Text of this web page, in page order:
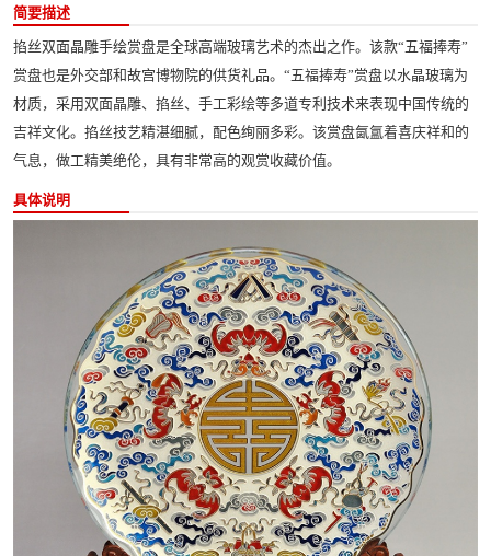
简要描述
掐丝双面晶雕手绘赏盘是全球高端玻璃艺术的杰出之作。该款“五福捧寿”
赏盘也是外交部和故宫博物院的供货礼品。“五福捧寿”赏盘以水晶玻璃为
材质，采用双面晶雕、掐丝、手工彩绘等多道专利技术来表现中国传统的
吉祥文化。掐丝技艺精湛细腻，配色绚丽多彩。该赏盘氤氲着喜庆祥和的
气息，做工精美绝伦，具有非常高的观赏收藏价值。
具体说明